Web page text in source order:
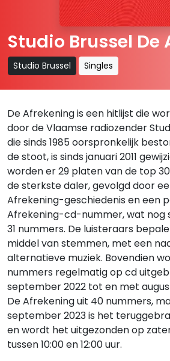
Studio Brussel De
Studio Brussel Singles
De Afrekening is een hitlijst die
door de Vlaamse radiozender
die sinds 1985 oorspronkelijk
de stoot, is sinds januari 2011
worden er 29 platen van de top
de sterkste daler, gevolgd door
Afrekening-geschiedenis en een
Afrekening-cd-nummer, wat nog
31 nummers. De luisteraars
middel van stemmen, met een
alternatieve muziek. Bovendien
nummers regelmatig op cd
september 2022 tot en met
De Afrekening uit 40 nummers,
september 2023 is het
en wordt het uitgezonden op
tussen 10:00 en 12:00 uur.